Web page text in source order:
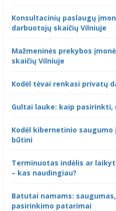
Konsultacinių paslaugų
darbuotojų skaičių Vilniuje
Mažmeninės prekybos
skaičių Vilniuje
Kodėl tėvai renkasi privatų
Gultai lauke: kaip
Kodėl kibernetinio
būtini
Terminuotas indėlis ar
– kas naudingiau?
Batutai namams:
pasirinkimo patarimai